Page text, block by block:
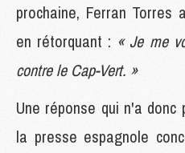
prochaine, Ferran
en rétorquant : « Je me
contre le Cap-Vert. »
Une réponse qui n'a
la presse espagnole